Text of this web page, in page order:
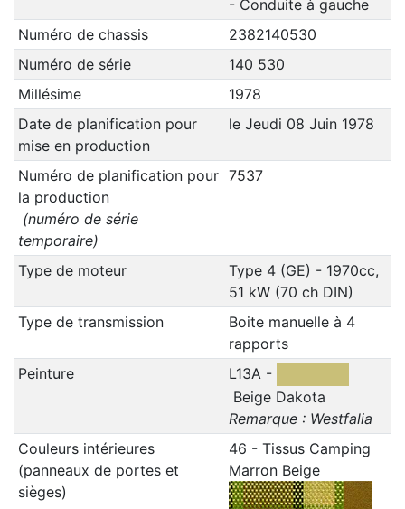
- Conduite à gauche
Numéro de chassis
2382140530
Numéro de série
140 530
Millésime
1978
Date de planification pour
mise en production
le Jeudi 08 Juin 1978
Numéro de planification pour
la production
(numéro de série
temporaire)
7537
Type de moteur
Type 4 (GE) - 1970cc,
51 kW (70 ch DIN)
Type de transmission
Boite manuelle à 4
rapports
Peinture
L13A -
Beige Dakota
Remarque : Westfalia
Couleurs intérieures
(panneaux de portes et
sièges)
46 - Tissus Camping
Marron Beige